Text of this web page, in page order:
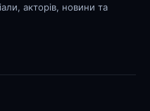
акторів, новини та